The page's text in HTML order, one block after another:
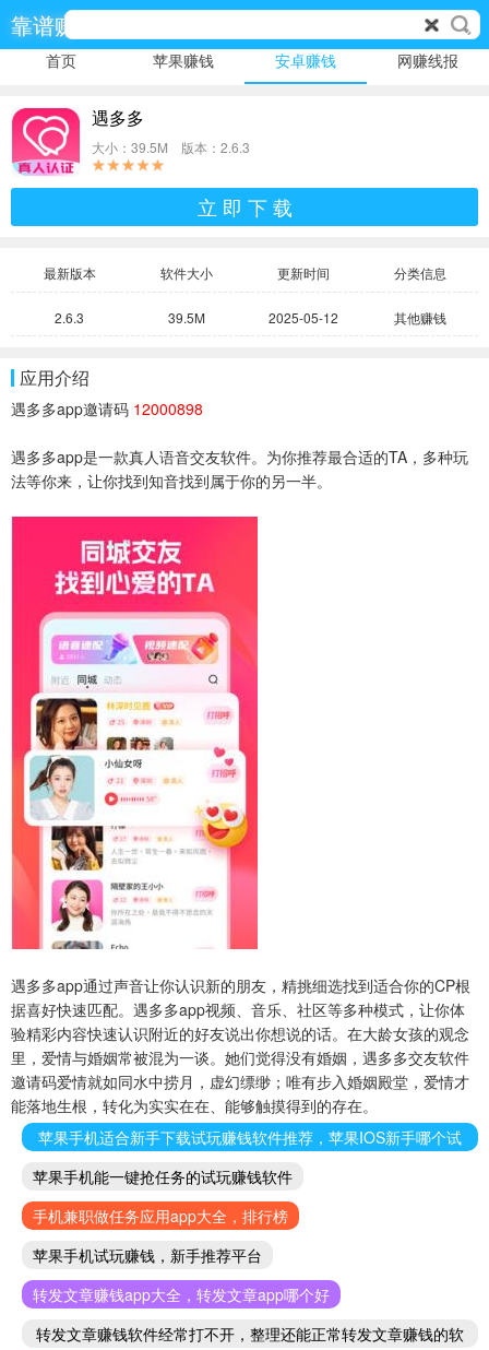
靠谱赚
首页 苹果赚钱 安卓赚钱 网赚线报
遇多多
大小：39.5M 版本：2.6.3
立 即 下 载
最新版本 软件大小 更新时间 分类信息
2.6.3 39.5M 2025-05-12 其他赚钱
应用介绍
遇多多app邀请码 12000898
遇多多app是一款真人语音交友软件。为你推荐最合适的TA，多种玩
法等你来，让你找到知音找到属于你的另一半。
遇多多app通过声音让你认识新的朋友，精挑细选找到适合你的CP根
据喜好快速匹配。遇多多app视频、音乐、社区等多种模式，让你体
验精彩内容快速认识附近的好友说出你想说的话。在大龄女孩的观念
里，爱情与婚姻常被混为一谈。她们觉得没有婚姻，遇多多交友软件
邀请码爱情就如同水中捞月，虚幻缥缈；唯有步入婚姻殿堂，爱情才
能落地生根，转化为实实在在、能够触摸得到的存在。
苹果手机适合新手下载试玩赚钱软件推荐，苹果IOS新手哪个试
玩赚钱软件好
苹果手机能一键抢任务的试玩赚钱软件
手机兼职做任务应用app大全，排行榜
苹果手机试玩赚钱，新手推荐平台
转发文章赚钱app大全，转发文章app哪个好
转发文章赚钱软件经常打不开，整理还能正常转发文章赚钱的软